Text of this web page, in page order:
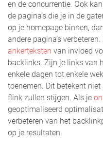
en de concurrentie. Ook
de pagina’s die je in de
op je homepage binnen,
andere pagina’s
ankerteksten van invloed
backlinks. Zijn je links van
enkele dagen tot enkele
toenemen. Dit betekent
flink zullen stijgen. Als je
geoptimaliseerd
verbeteren van het
op je resultaten.